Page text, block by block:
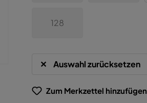
128
Auswahl zurücksetzen
Zum Merkzettel hinzufügen